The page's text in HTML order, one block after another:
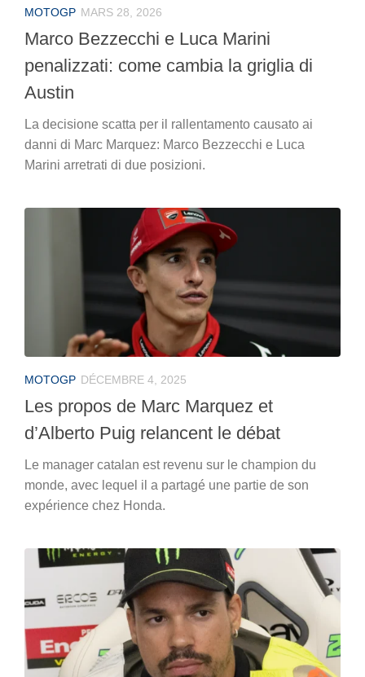
MOTOGP MARS 28, 2026
Marco Bezzecchi e Luca Marini
penalizzati: come cambia la griglia di
Austin
La decisione scatta per il rallentamento causato ai
danni di Marc Marquez: Marco Bezzecchi e Luca
Marini arretrati di due posizioni.
MOTOGP DÉCEMBRE 4, 2025
Les propos de Marc Marquez et
d’Alberto Puig relancent le débat
Le manager catalan est revenu sur le champion du
monde, avec lequel il a partagé une partie de son
expérience chez Honda.